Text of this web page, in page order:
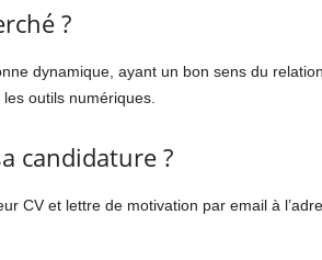
?
dynamique, ayant un bon sens du
outils numériques.
candidature ?
CV et lettre de motivation par email à